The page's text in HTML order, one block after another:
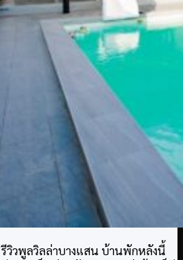
รีวิวพูลวิลล่าบางแสน บ้านพักหลังนี้